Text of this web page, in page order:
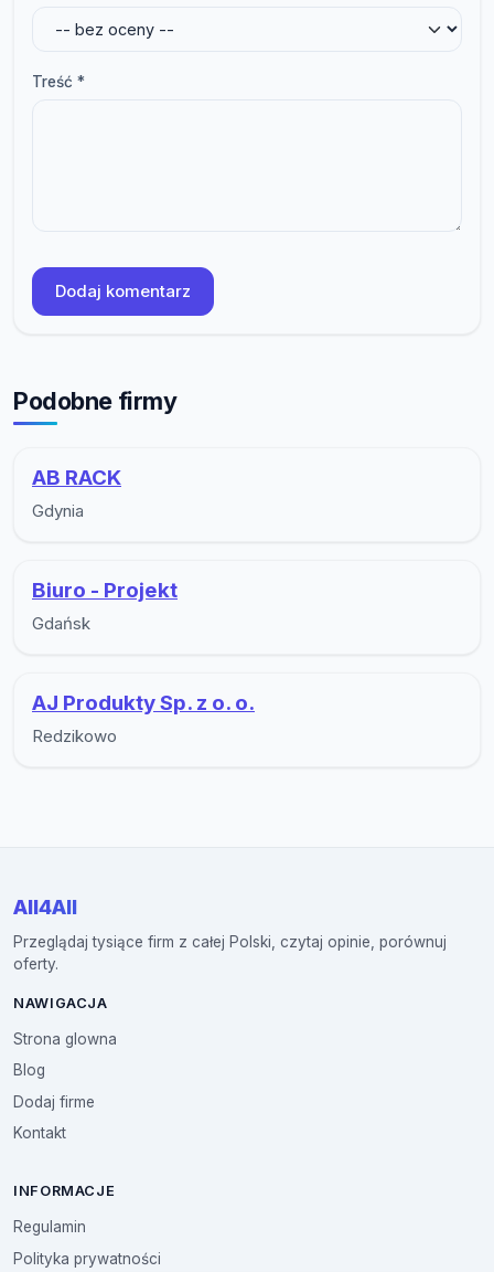
Treść *
Dodaj komentarz
Podobne firmy
AB RACK
Gdynia
Biuro - Projekt
Gdańsk
AJ Produkty Sp. z o. o.
Redzikowo
All4All
Przeglądaj tysiące firm z całej Polski, czytaj opinie, porównuj
oferty.
NAWIGACJA
Strona glowna
Blog
Dodaj firme
Kontakt
INFORMACJE
Regulamin
Polityka prywatności